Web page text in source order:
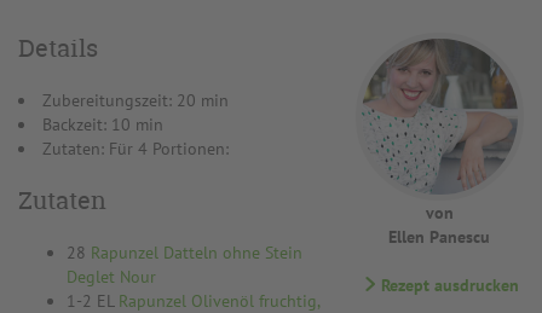
von
Ellen Panescu
Rezept ausdrucken
Details
Zubereitungszeit: 20 min
Backzeit: 10 min
Zutaten: Für 4 Portionen:
Zutaten
28 Rapunzel Datteln ohne Stein
Deglet Nour
1-2 EL Rapunzel Olivenöl fruchtig,